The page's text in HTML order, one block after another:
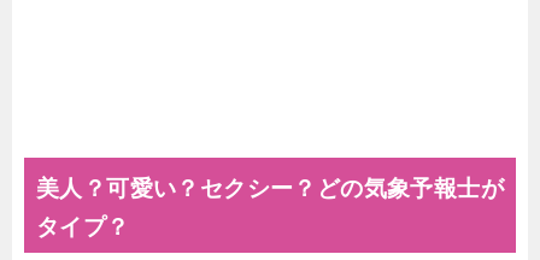
美人？可愛い？セクシー？どの気象予報士が
タイプ？